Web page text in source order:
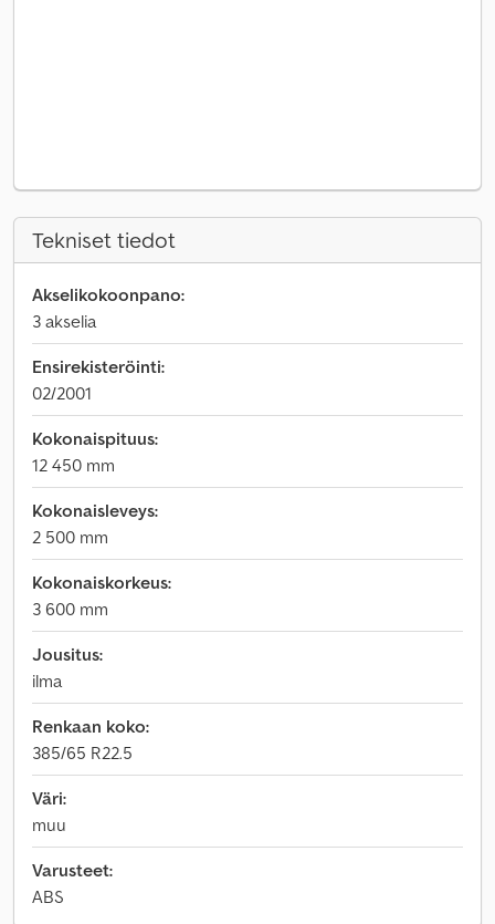
Tekniset tiedot
Akselikokoonpano:
3 akselia
Ensirekisteröinti:
02/2001
Kokonaispituus:
12 450 mm
Kokonaisleveys:
2 500 mm
Kokonaiskorkeus:
3 600 mm
Jousitus:
ilma
Renkaan koko:
385/65 R22.5
Väri:
muu
Varusteet:
ABS